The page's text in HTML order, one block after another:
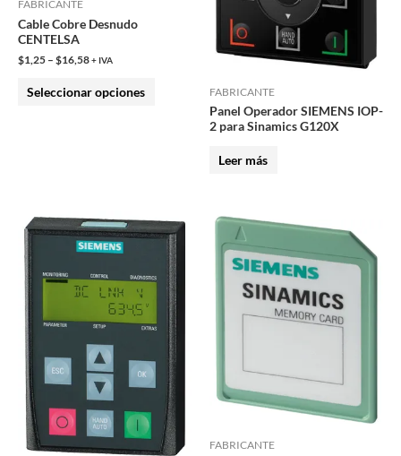
FABRICANTE
Cable Cobre Desnudo
CENTELSA
$1,25 – $16,58+ IVA
Seleccionar opciones FABRICANTE
Panel Operador SIEMENS IOP-
2 para Sinamics G120X
Leer más
FABRICANTE